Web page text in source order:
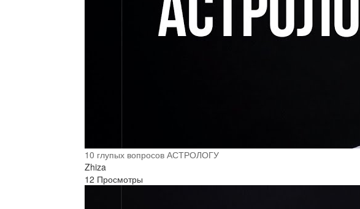
10 глупых вопросов АСТРОЛОГУ
Zhiza
12 Просмотры